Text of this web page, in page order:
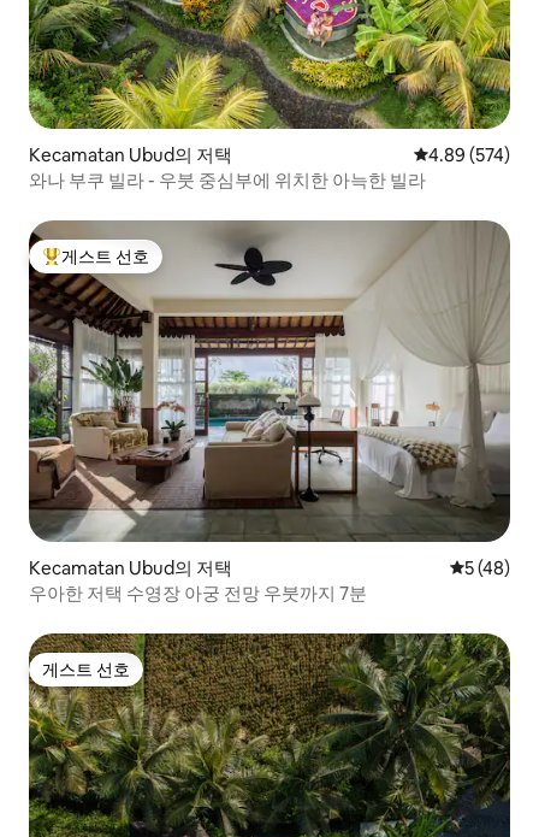
Kecamatan Ubud의 저택 평점 4.89점(5
4.89 (574)
와나 부쿠 빌라 - 우붓 중심부에 위치한 아늑한 빌라
상위 게스트 선호
게스트 선호
Kecamatan Ubud의 저택 평점 5점(5
5 (48)
우아한 저택 수영장 아궁 전망 우붓까지 7분
게스트 선호
게스트 선호